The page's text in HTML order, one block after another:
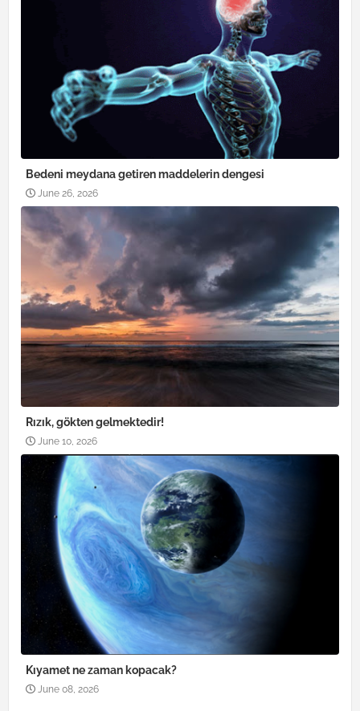
Bedeni meydana getiren maddelerin dengesi
June 26, 2026
Rızık, gökten gelmektedir!
June 10, 2026
Kıyamet ne zaman kopacak?
June 08, 2026